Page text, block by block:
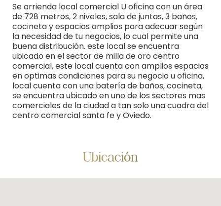
Se arrienda local comercial U oficina con un área
de 728 metros, 2 niveles, sala de juntas, 3 baños,
cocineta y espacios amplios para adecuar según
la necesidad de tu negocios, lo cual permite una
buena distribución. este local se encuentra
ubicado en el sector de milla de oro centro
comercial, este local cuenta con amplios espacios
en optimas condiciones para su negocio u oficina,
local cuenta con una batería de baños, cocineta,
se encuentra ubicado en uno de los sectores mas
comerciales de la ciudad a tan solo una cuadra del
centro comercial santa fe y Oviedo.
Ubicación